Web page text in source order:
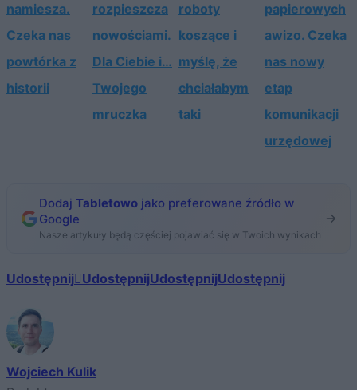
namiesza.
Czeka nas
powtórka z
historii
rozpieszcza
nowościami.
Dla Ciebie i…
Twojego
mruczka
roboty
koszące i
myślę, że
chciałabym
taki
papierowych
awizo. Czeka
nas nowy
etap
komunikacji
urzędowej
Dodaj Tabletowo jako preferowane źródło w
Google
Nasze artykuły będą częściej pojawiać się w Twoich wynikach
Udostępnij UdostępnijUdostępnijUdostępnij
Wojciech Kulik